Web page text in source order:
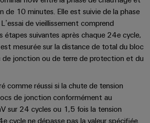
de 10 minutes. Elle est suivie de la phase
de vieillissement comprend
étapes suivantes après chaque 24e cycle,
mesurée sur la distance de total du bloc
jonction ou de terre de protection et du
comme réussi si la chute de tension
de jonction conformément au
sur 24 cycles ou 1,5 fois la tension
cycle ne dépasse pas la valeur spécifiée.